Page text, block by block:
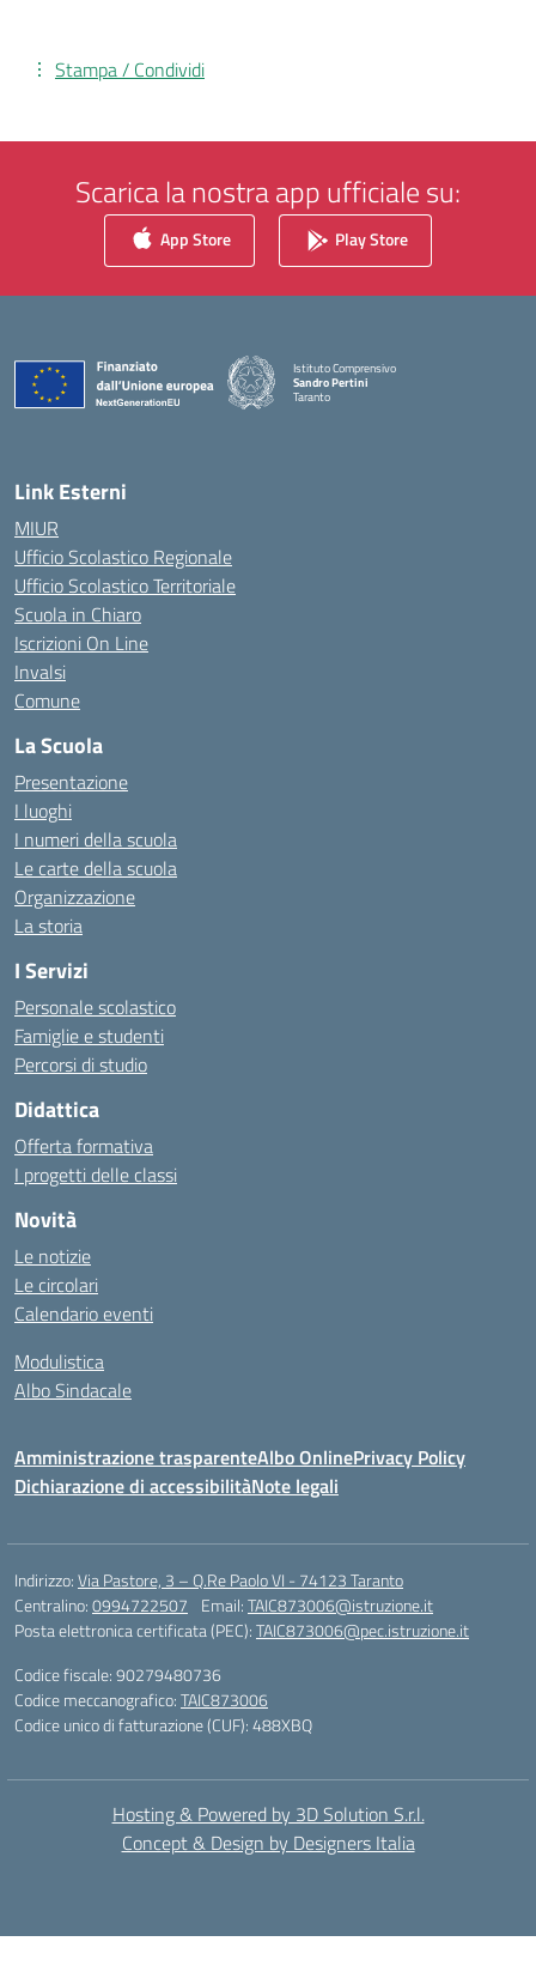
Stampa / Condividi
Scarica la nostra app ufficiale su:
App Store Play Store
Istituto Comprensivo
Sandro Pertini
Taranto
Link Esterni
MIUR
Ufficio Scolastico Regionale
Ufficio Scolastico Territoriale
Scuola in Chiaro
Iscrizioni On Line
Invalsi
Comune
La Scuola
Presentazione
I luoghi
I numeri della scuola
Le carte della scuola
Organizzazione
La storia
I Servizi
Personale scolastico
Famiglie e studenti
Percorsi di studio
Didattica
Offerta formativa
I progetti delle classi
Novità
Le notizie
Le circolari
Calendario eventi
Modulistica
Albo Sindacale
Amministrazione trasparenteAlbo OnlinePrivacy Policy
Dichiarazione di accessibilitàNote legali
Indirizzo:Via Pastore, 3 – Q.Re Paolo VI - 74123 Taranto
Centralino:0994722507 Email:TAIC873006@istruzione.it
Posta elettronica certificata (PEC):TAIC873006@pec.istruzione.it
Codice fiscale: 90279480736
Codice meccanografico:TAIC873006
Codice unico di fatturazione (CUF): 488XBQ
Hosting & Powered by 3D Solution S.r.l.
Concept & Design by Designers Italia